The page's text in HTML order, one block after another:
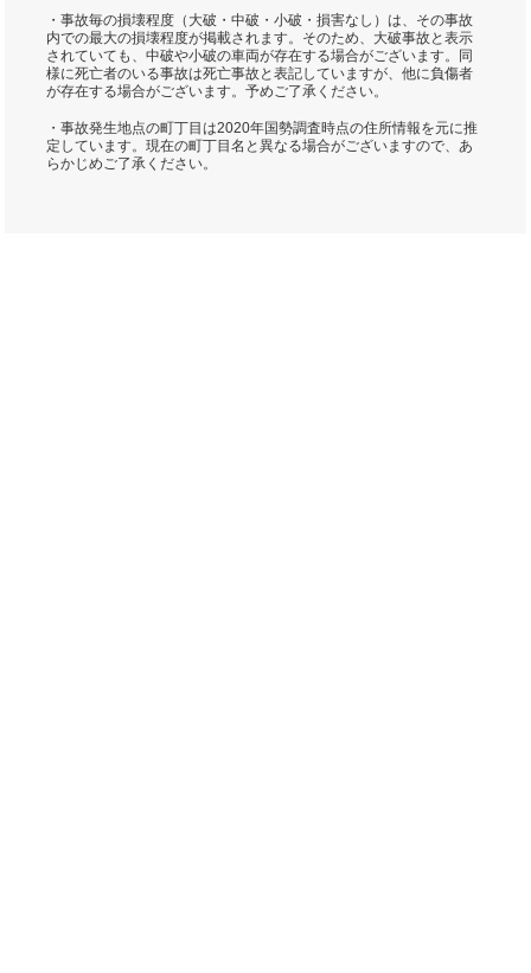
・事故毎の損壊程度（大破・中破・小破・損害なし）は、その事故
内での最大の損壊程度が掲載されます。そのため、大破事故と表示
されていても、中破や小破の車両が存在する場合がございます。同
様に死亡者のいる事故は死亡事故と表記していますが、他に負傷者
が存在する場合がございます。予めご了承ください。
・事故発生地点の町丁目は2020年国勢調査時点の住所情報を元に推
定しています。現在の町丁目名と異なる場合がございますので、あ
らかじめご了承ください。